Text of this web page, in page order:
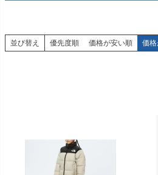
並び替え 優先度順 価格が安い順 価